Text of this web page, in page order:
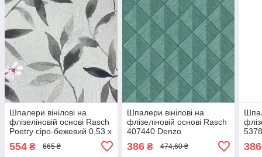
Шпалери вінілові на
флізеліновій основі Rasch
Poetry сіро-бежевий 0,53 х
554 ₴ 665 ₴
Шпалери вінілові на
флізеліновій основі Rasch
407440 Denzo
(0,53х10,05м), Зелений,
Зелений
386₴ 474,60 ₴ 386